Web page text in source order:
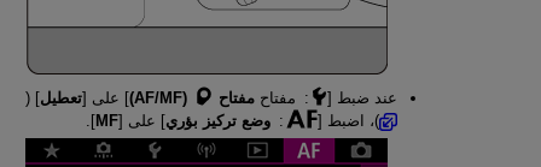
عند ضبط [ : مفتاح مفتاح (AF/MF) ] على [تعطيل] (
)، اضبط [
:وضع تركيز بؤري] على [MF
].